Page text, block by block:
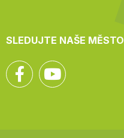
SLEDUJTE NAŠE MĚSTO
Facebook